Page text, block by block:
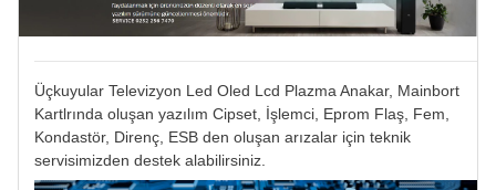
Üçkuyular Televizyon Led Oled Lcd Plazma Anakar, Mainbort
Kartlrında oluşan yazılım Cipset, İşlemci, Eprom Flaş, Fem,
Kondastör, Direnç, ESB den oluşan arızalar için teknik
servisimizden destek alabilirsiniz.